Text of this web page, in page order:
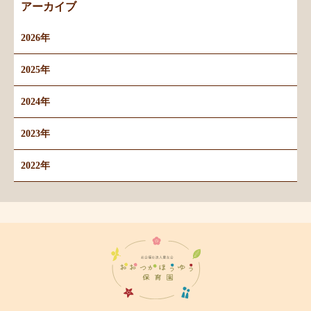
アーカイブ
2026年
2025年
2024年
2023年
2022年